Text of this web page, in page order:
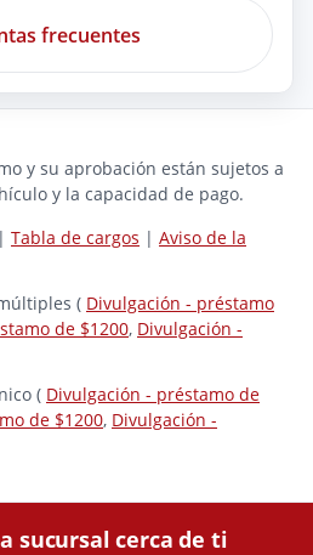
frecuentes
y su aprobación están sujetos a
y la capacidad de pago.
| Tabla de cargos | Aviso de la
( Divulgación - préstamo
de $1200, Divulgación -
( Divulgación - préstamo de
de $1200, Divulgación -
sucursal cerca de ti